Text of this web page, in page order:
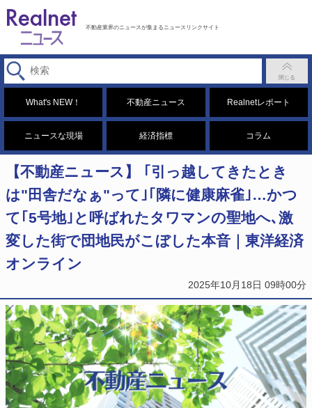
不動産業界のニュースが集まるニュースリンクサイト
What's NEW！ 不動産ニュース Realnetレポート
ニュースな現場 経済指標 コラム
【不動産ニュース】 ｢引っ越してきたとき
は"田舎だなぁ"って｣｢隣に健康麻雀｣…かつ
て｢5号地｣と呼ばれたタワマンの聖地へ､激
変した街で団地民がこぼした本音｜東洋経済
オンライン
2025年10月18日 09時00分